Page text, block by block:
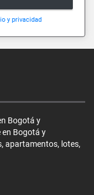
y privacidad
Bogotá y
en Bogotá y
apartamentos, lotes,